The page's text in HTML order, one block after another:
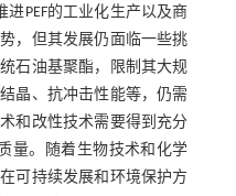
PEF的工业化生产以及商
，但其发展仍面临一些挑
石油基聚酯，限制其大规
晶、抗冲击性能等，仍需
和改性技术需要得到充分
量。随着生物技术和化学
可持续发展和环境保护方